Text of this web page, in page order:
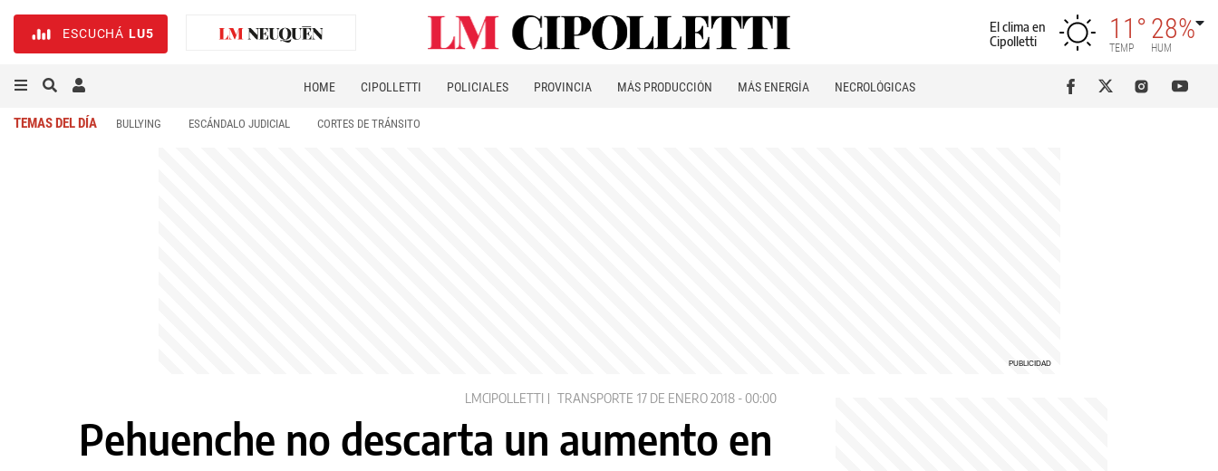
ESCUCHÁ LU5
El clima en
Cipolletti
11°
TEMP
28%
HUM
HOME CIPOLLETTI POLICIALES PROVINCIA MÁS PRODUCCIÓN MÁS ENERGÍA NECROLÓGICAS
TEMAS DEL DÍA BULLYING ESCÁNDALO JUDICIAL CORTES DE TRÁNSITO
LMCIPOLLETTI TRANSPORTE 17 DE ENERO 2018 - 00:00
Pehuenche no descarta un aumento en